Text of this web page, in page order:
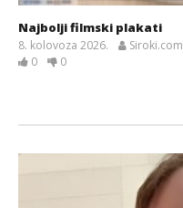
Najbolji filmski plakati
8. kolovoza 2026.
Siroki.com
0
0